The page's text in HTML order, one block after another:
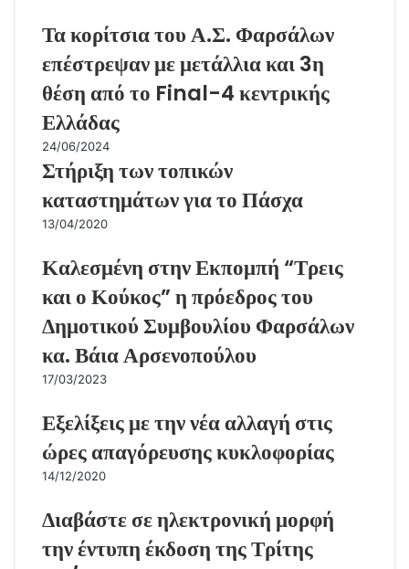
Τα κορίτσια του Α.Σ. Φαρσάλων
επέστρεψαν με μετάλλια και 3η
θέση από το Final-4 κεντρικής
Ελλάδας
24/06/2024
Στήριξη των τοπικών
καταστημάτων για το Πάσχα
13/04/2020
Καλεσμένη στην Εκπομπή “Τρεις
και ο Κούκος” η πρόεδρος του
Δημοτικού Συμβουλίου Φαρσάλων
κα. Βάια Αρσενοπούλου
17/03/2023
Εξελίξεις με την νέα αλλαγή στις
ώρες απαγόρευσης κυκλοφορίας
14/12/2020
Διαβάστε σε ηλεκτρονική μορφή
την έντυπη έκδοση της Τρίτης